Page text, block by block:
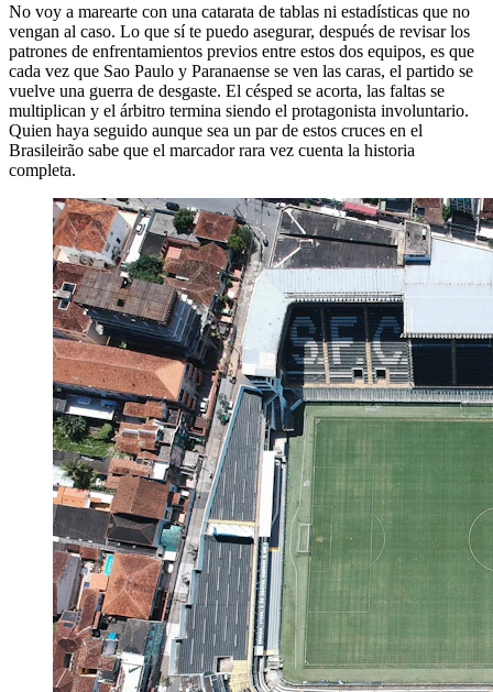
No voy a marearte con una catarata de tablas ni estadísticas que no
vengan al caso. Lo que sí te puedo asegurar, después de revisar los
patrones de enfrentamientos previos entre estos dos equipos, es que
cada vez que Sao Paulo y Paranaense se ven las caras, el partido se
vuelve una guerra de desgaste. El césped se acorta, las faltas se
multiplican y el árbitro termina siendo el protagonista involuntario.
Quien haya seguido aunque sea un par de estos cruces en el
Brasileirão sabe que el marcador rara vez cuenta la historia
completa.